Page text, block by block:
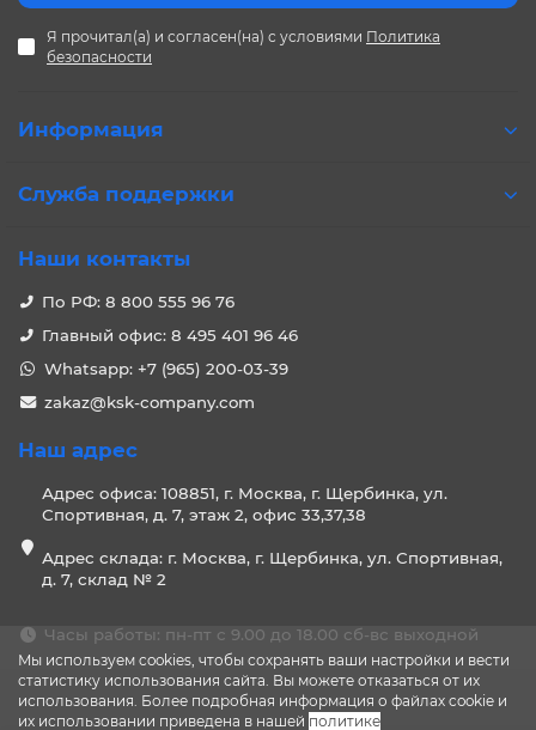
Мы используем cookies, чтобы сохранять ваши настройки и вести
статистику использования сайта. Вы можете отказаться от их
использования. Более подробная информация о файлах cookie и
их использовании приведена в нашей политике
Я прочитал(а) и согласен(на) с условиями Политика
безопасности
Информация
Служба поддержки
Наши контакты
По РФ: 8 800 555 96 76
Главный офис: 8 495 401 96 46
Whatsapp: +7 (965) 200-03-39
zakaz@ksk-company.com
Наш адрес
Адрес офиса: 108851, г. Москва, г. Щербинка, ул.
Спортивная, д. 7, этаж 2, офис 33,37,38
Адрес склада: г. Москва, г. Щербинка, ул. Спортивная,
д. 7, склад № 2
Часы работы: пн-пт с 9.00 до 18.00 сб-вс выходной